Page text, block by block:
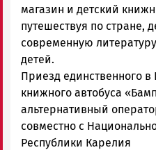
магазин и детский
путешествуя по стране,
современную
детей.
Приезд единственного в
книжного автобуса
альтернативный
совместно с
Республики Карелия